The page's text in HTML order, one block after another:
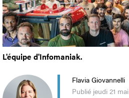
L'équipe d'Infomaniak.
Flavia Giovannelli
Publié jeudi 21